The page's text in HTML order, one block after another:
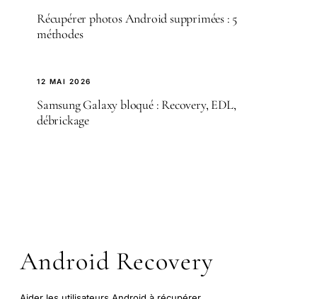
Récupérer photos Android supprimées : 5
méthodes
12 MAI 2026
Samsung Galaxy bloqué : Recovery, EDL,
débrickage
Android Recovery